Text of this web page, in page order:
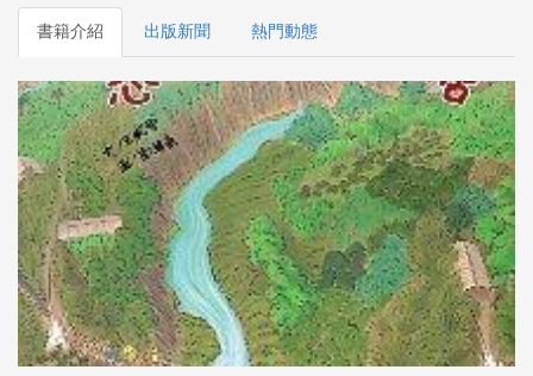
書籍介紹 出版新聞 熱門動態